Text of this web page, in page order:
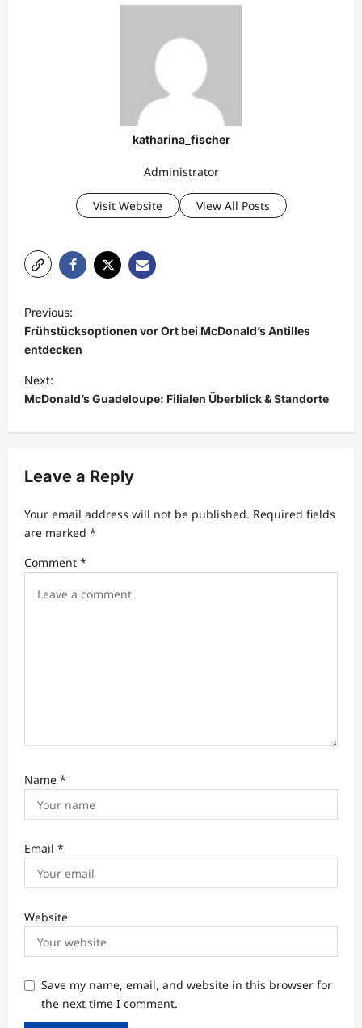
katharina_fischer
Administrator
Visit Website View All Posts
P
o
s
t
n
a
i
a
t
i
Previous:
Frühstücksoptionen vor Ort bei McDonald’s Antilles
entdecken
Next:
McDonald’s Guadeloupe: Filialen Überblick & Standorte
Leave a Reply
Your email address will not be published. Required fields
are marked *
Comment *
Name *
Email *
Website
Save my name, email, and website in this browser for
the next time I comment.